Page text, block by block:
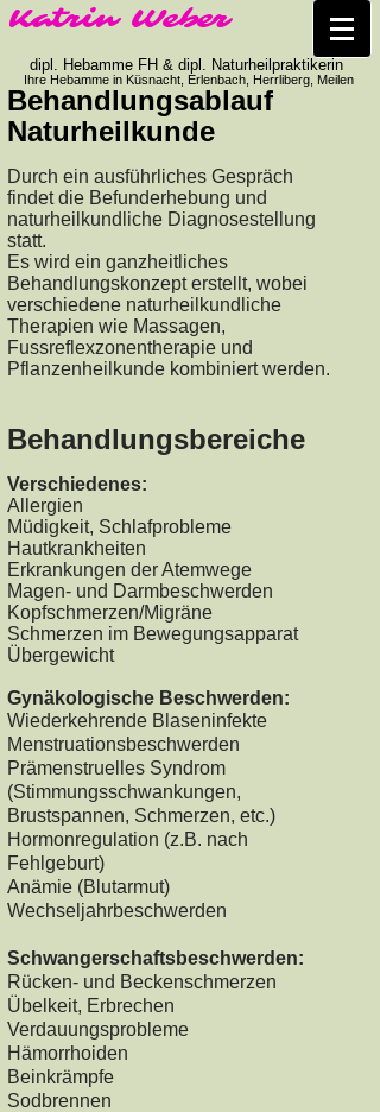
Katrin Weber​
dipl. Hebamme FH & dipl. Naturheilpraktikerin
Ihre Hebamme in Küsnacht, Erlenbach, Herrliberg, Meilen
Behandlungsablauf
Naturheilkunde
Durch ein ausführliches Gespräch
findet die Befunderhebung und
naturheilkundliche Diagnosestellung
statt.
Es wird ein ganzheitliches
Behandlungskonzept erstellt, wobei
verschiedene naturheilkundliche
Therapien wie Massagen,
Fussreflexzonentherapie und
Pflanzenheilkunde kombiniert werden.
Behandlungsbereiche
Verschiedenes:
Allergien
Müdigkeit, Schlafprobleme
Hautkrankheiten
Erkrankungen der Atemwege
Magen- und Darmbeschwerden
Kopfschmerzen/Migräne
Schmerzen im Bewegungsapparat
Übergewicht
Gynäkologische Beschwerden:
Wiederkehrende Blaseninfekte
Menstruationsbeschwerden
Prämenstruelles Syndrom
(Stimmungsschwankungen,
Brustspannen, Schmerzen, etc.)
Hormonregulation (z.B. nach
Fehlgeburt)
Anämie (Blutarmut)
Wechseljahrbeschwerden
Schwangerschaftsbeschwerden:
Rücken- und Beckenschmerzen
Übelkeit, Erbrechen
Verdauungsprobleme
Hämorrhoiden
Beinkrämpfe
Sodbrennen